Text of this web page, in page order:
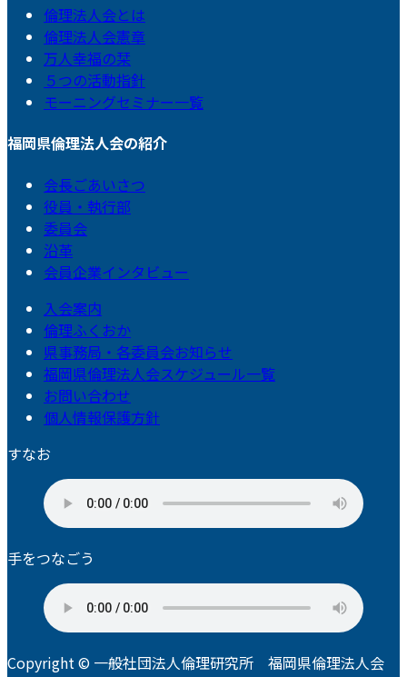
倫理法人会とは
倫理法人会憲章
万人幸福の栞
５つの活動指針
モーニングセミナー一覧
福岡県倫理法人会の紹介
会長ごあいさつ
役員・執行部
委員会
沿革
会員企業インタビュー
入会案内
倫理ふくおか
県事務局・各委員会お知らせ
福岡県倫理法人会スケジュール一覧
お問い合わせ
個人情報保護方針
すなお
手をつなごう
Copyright © 一般社団法人倫理研究所 福岡県倫理法人会